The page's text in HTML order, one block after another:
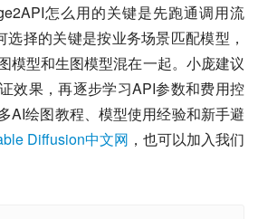
怎么用的关键是先跑通调用流
择的关键是按业务场景匹配模型，
模型和生图模型混在一起。小庞建议
效果，再逐步学习API参数和费用控
AI绘图教程、模型使用经验和新手避
Diffusion中文网 ，也可以加入我们